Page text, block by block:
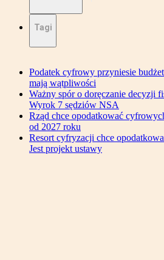
Tagi
Podatek cyfrowy przyniesie
mają wątpliwości
Ważny spór o doręczanie decyzji
Wyrok 7 sędziów NSA
Rząd chce opodatkować
od 2027 roku
Resort cyfryzacji chce
Jest projekt ustawy